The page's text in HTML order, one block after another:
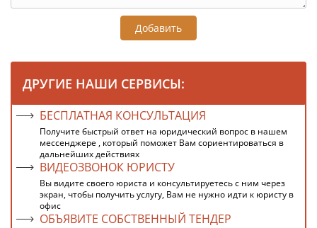
Добавить
ДРУГИЕ НАШИ СЕРВИСЫ:
БЕСПЛАТНАЯ КОНСУЛЬТАЦИЯ
Получите быстрый ответ на юридический вопрос в нашем
мессенджере , который поможет Вам сориентироваться в
дальнейших действиях
ВИДЕОЗВОНОК ЮРИСТУ
Вы видите своего юриста и консультируетесь с ним через
экран, чтобы получить услугу, Вам не нужно идти к юристу в
офис
ОБЪЯВИТЕ СОБСТВЕННЫЙ ТЕНДЕР